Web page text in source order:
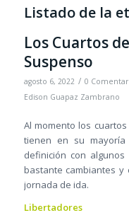
Listado de la
Los Cuartos
Suspenso
agosto 6, 2022 / 0
Edison Guapaz Zambrano
Al momento los
tienen en su mayoría
definición con
bastante cambiantes y
jornada de ida.
Libertadores